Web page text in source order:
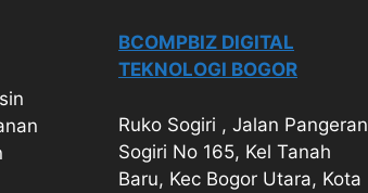
BCOMPBIZ DIGITAL
TEKNOLOGI BOGOR
Ruko Sogiri , Jalan Pangeran
Sogiri No 165, Kel Tanah
Baru, Kec Bogor Utara, Kota